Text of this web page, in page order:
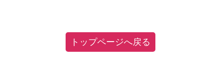
トップページへ戻る